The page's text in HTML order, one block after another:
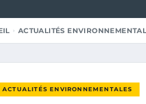
ACTUALITÉS
ACTUALITÉS ENVIRONNEMENTALES